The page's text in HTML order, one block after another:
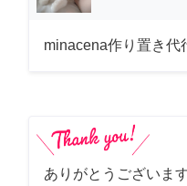
minacena作り置き代
ありがとうございま